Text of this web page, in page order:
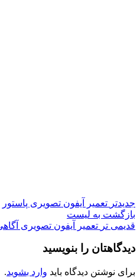
جدیدتر تعمیر آیفون تصویری پاستور
بازگشت به لیست
قدیمی تر تعمیر آیفون تصویری
دیدگاهتان را بنویسید
برای نوشتن دیدگاه باید وارد بشوید.